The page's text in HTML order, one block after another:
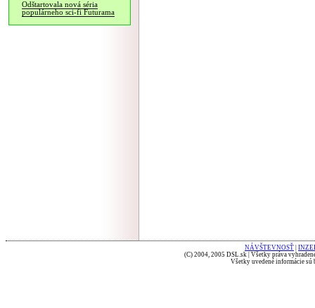
Odštartovala nová séria
populárneho sci-fi Futurama
NÁVŠTEVNOSŤ
(C) 2004, 2005 DSL.sk | Všetky práva
Všetky uvedené informácie sú